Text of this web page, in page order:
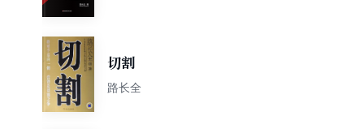
切割
路长全